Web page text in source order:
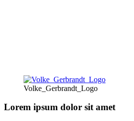
Volke_Gerbrandt_Logo
Lorem ipsum dolor sit amet